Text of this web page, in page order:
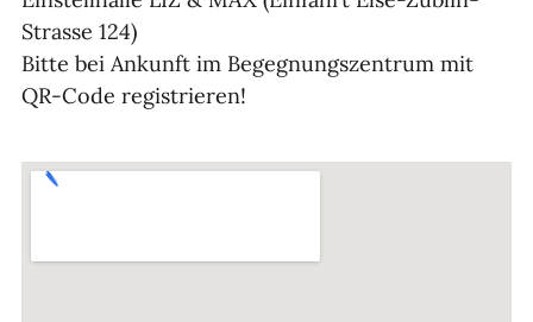
Strasse 124)
Bitte bei Ankunft im Begegnungszentrum mit
QR-Code registrieren!